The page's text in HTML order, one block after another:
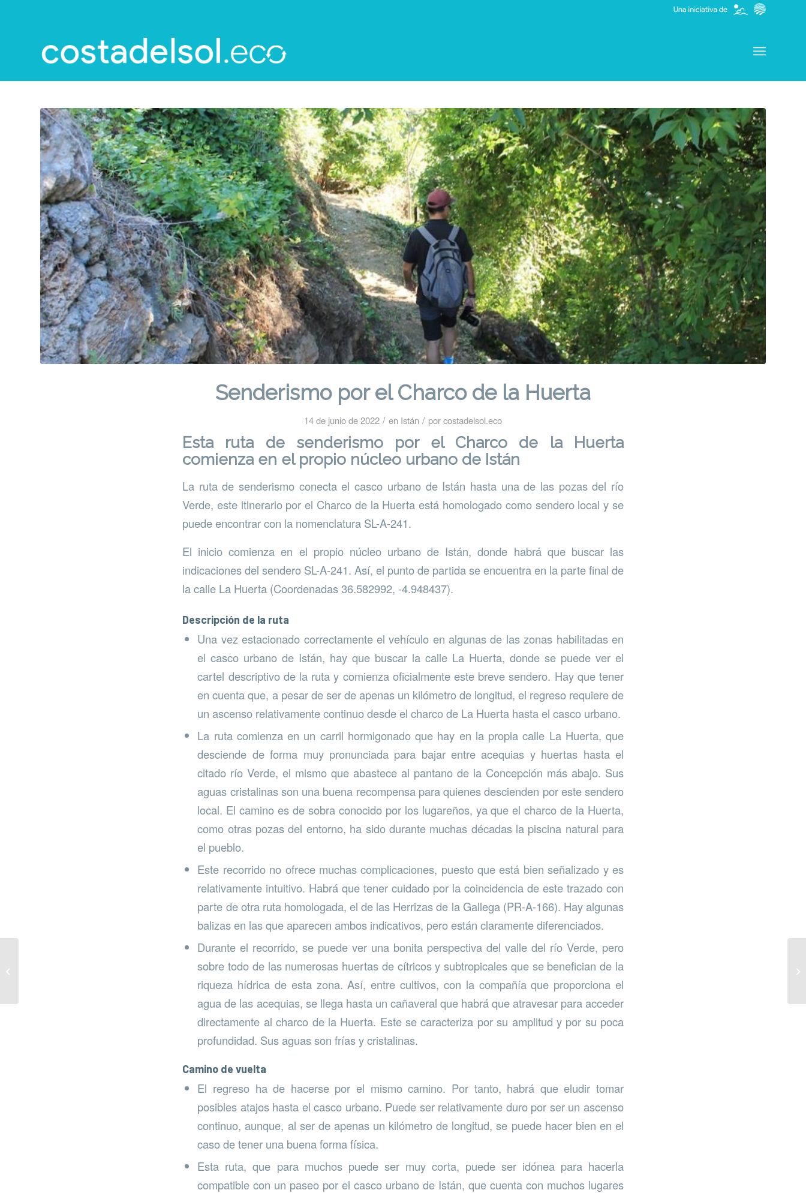
Senderismo por el Charco de la Huerta
14 de junio de 2022 / en Istán / porcostadelsol.eco
Esta ruta de senderismo por el Charco de la Huerta
comienza en el propio núcleo urbano de Istán
La ruta de senderismo conecta el casco urbano de Istán hasta una de las pozas del río
Verde, este itinerario por el Charco de la Huerta está homologado como sendero local y se
puede encontrar con la nomenclatura SL-A-241.
El inicio comienza en el propio núcleo urbano de Istán, donde habrá que buscar las
indicaciones del sendero SL-A-241. Así, el punto de partida se encuentra en la parte final de
la calle La Huerta (Coordenadas 36.582992, -4.948437).
Descripción de la ruta
Una vez estacionado correctamente el vehículo en algunas de las zonas habilitadas en
el casco urbano de Istán, hay que buscar la calle La Huerta, donde se puede ver el
cartel descriptivo de la ruta y comienza oficialmente este breve sendero. Hay que tener
en cuenta que, a pesar de ser de apenas un kilómetro de longitud, el regreso requiere de
un ascenso relativamente continuo desde el charco de La Huerta hasta el casco urbano.
La ruta comienza en un carril hormigonado que hay en la propia calle La Huerta, que
desciende de forma muy pronunciada para bajar entre acequias y huertas hasta el
citado río Verde, el mismo que abastece al pantano de la Concepción más abajo. Sus
aguas cristalinas son una buena recompensa para quienes descienden por este sendero
local. El camino es de sobra conocido por los lugareños, ya que el charco de la Huerta,
como otras pozas del entorno, ha sido durante muchas décadas la piscina natural para
el pueblo.
Este recorrido no ofrece muchas complicaciones, puesto que está bien señalizado y es
relativamente intuitivo. Habrá que tener cuidado por la coincidencia de este trazado con
parte de otra ruta homologada, el de las Herrizas de la Gallega (PR-A-166). Hay algunas
balizas en las que aparecen ambos indicativos, pero están claramente diferenciados.
Durante el recorrido, se puede ver una bonita perspectiva del valle del río Verde, pero
sobre todo de las numerosas huertas de cítricos y subtropicales que se benefician de la
riqueza hídrica de esta zona. Así, entre cultivos, con la compañía que proporciona el
agua de las acequias, se llega hasta un cañaveral que habrá que atravesar para acceder
directamente al charco de la Huerta. Este se caracteriza por su amplitud y por su poca
profundidad. Sus aguas son frías y cristalinas.
Camino de vuelta
El regreso ha de hacerse por el mismo camino. Por tanto, habrá que eludir tomar
posibles atajos hasta el casco urbano. Puede ser relativamente duro por ser un ascenso
continuo, aunque, al ser de apenas un kilómetro de longitud, se puede hacer bien en el
caso de tener una buena forma física.
Esta ruta, que para muchos puede ser muy corta, puede ser idónea para hacerla
compatible con un paseo por el casco urbano de Istán, que cuenta con muchos lugares